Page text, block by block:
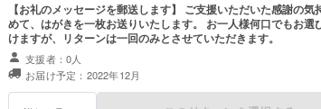
【お礼のメッセージを郵送します】 ご支援いただいた感謝の気持ちを込
めて、はがきを一枚お送りいたします。 お一人様何口でもお選びいただ
けますが、リターンは一回のみとさせていただきます。
支援者：0人
お届け予定：2022年12月